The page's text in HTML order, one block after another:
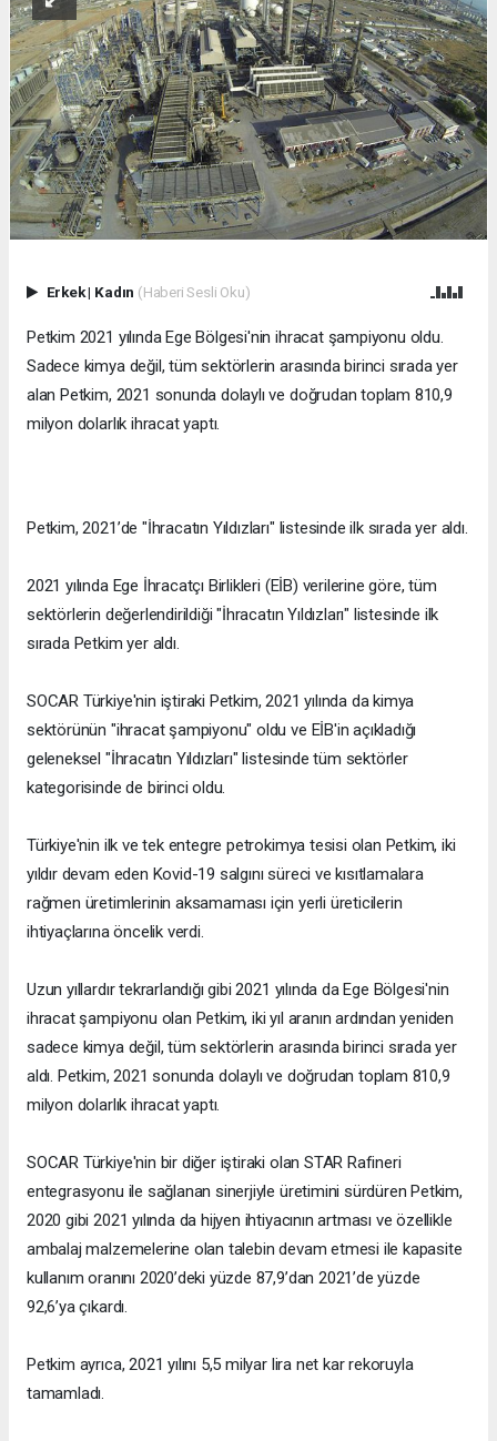
Erkek| Kadın (Haberi Sesli Oku)
Petkim 2021 yılında Ege Bölgesi'nin ihracat şampiyonu oldu.
Sadece kimya değil, tüm sektörlerin arasında birinci sırada yer
alan Petkim, 2021 sonunda dolaylı ve doğrudan toplam 810,9
milyon dolarlık ihracat yaptı.
Petkim, 2021’de "İhracatın Yıldızları" listesinde ilk sırada yer aldı.
2021 yılında Ege İhracatçı Birlikleri (EİB) verilerine göre, tüm
sektörlerin değerlendirildiği "İhracatın Yıldızları" listesinde ilk
sırada Petkim yer aldı.
SOCAR Türkiye'nin iştiraki Petkim, 2021 yılında da kimya
sektörünün "ihracat şampiyonu" oldu ve EİB'in açıkladığı
geleneksel "İhracatın Yıldızları" listesinde tüm sektörler
kategorisinde de birinci oldu.
Türkiye'nin ilk ve tek entegre petrokimya tesisi olan Petkim, iki
yıldır devam eden Kovid-19 salgını süreci ve kısıtlamalara
rağmen üretimlerinin aksamaması için yerli üreticilerin
ihtiyaçlarına öncelik verdi.
Uzun yıllardır tekrarlandığı gibi 2021 yılında da Ege Bölgesi'nin
ihracat şampiyonu olan Petkim, iki yıl aranın ardından yeniden
sadece kimya değil, tüm sektörlerin arasında birinci sırada yer
aldı. Petkim, 2021 sonunda dolaylı ve doğrudan toplam 810,9
milyon dolarlık ihracat yaptı.
SOCAR Türkiye'nin bir diğer iştiraki olan STAR Rafineri
entegrasyonu ile sağlanan sinerjiyle üretimini sürdüren Petkim,
2020 gibi 2021 yılında da hijyen ihtiyacının artması ve özellikle
ambalaj malzemelerine olan talebin devam etmesi ile kapasite
kullanım oranını 2020’deki yüzde 87,9’dan 2021’de yüzde
92,6’ya çıkardı.
Petkim ayrıca, 2021 yılını 5,5 milyar lira net kar rekoruyla
tamamladı.